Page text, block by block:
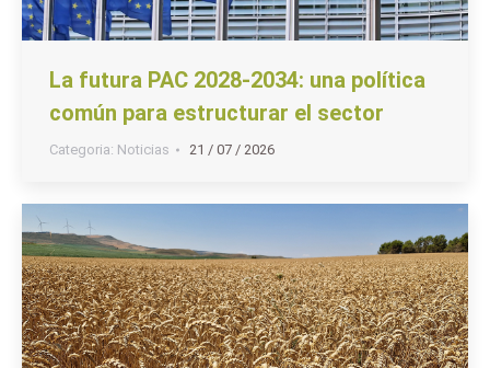
La futura PAC 2028-2034: una política
común para estructurar el sector
Categoria: Noticias 21 / 07 / 2026